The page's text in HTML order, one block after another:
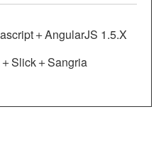
＋AngularJS 1.5.X
Slick＋Sangria